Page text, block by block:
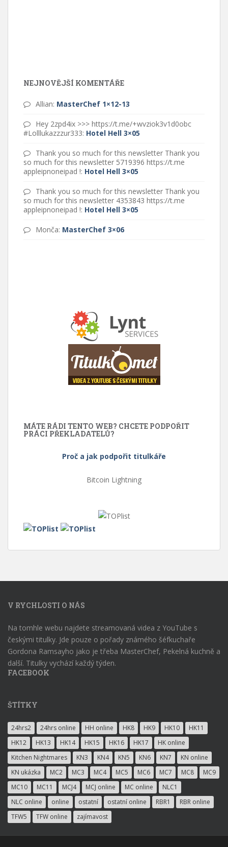
NEJNOVĚJŠÍ KOMENTÁŘE
Allian: MasterChef 1×12-13
Hey 2zpd4ix >>> https://t.me/+wvziok3v1d0obc
#Lolllukazzzur333: Hotel Hell 3×05
Thank you so much for this newsletter Thank you
so much for this newsletter 5719396 https://t.me
appleipnoneipad !: Hotel Hell 3×05
Thank you so much for this newsletter Thank you
so much for this newsletter 4353843 https://t.me
appleipnoneipad !: Hotel Hell 3×05
Monča: MasterChef 3×06
MÁTE RÁDI TENTO WEB? CHCETE PODPOŘIT
PRÁCI PŘEKLADATELŮ?
Proč a jak podpořit titulkáře
Bitcoin Lightning
V RYCHLOSTI O NÁS
Na tomhle webu najdete streamovaná videa z YouTube s
českými titulky. Jde pouze o pořady známého šéfkuchaře
Gordona Ramsayho jako je třeba MasterChef, Pekelná kuchně a
další. Titulky vychází každý týden.
FACEBOOK
ŠTÍTKY
24hrs2 24hrs online HH online HK8 HK9 HK10
HK11
HK12
HK13 HK14 HK15 HK16 HK17
HK online
Kitchen Nightmares
KN3 KN4 KN5 KN6 KN7
KN online
KN ukázka
MC2 MC3 MC4 MC5 MC6 MC7 MC8
MC9
MC10
MC11 MCJ4 MCJ online MC online
NLC1
NLC online
online ostatní ostatní online RBR1
RBR online
TFW5
TFW online zajímavost